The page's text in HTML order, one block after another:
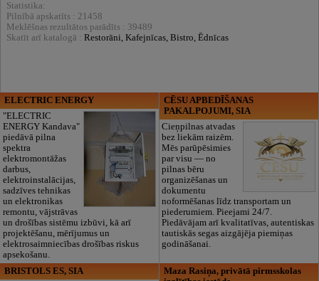
Statistika:
Pilnībā apskatīts : 21458
Meklēšnas rezultātos parādīts : 39489
Skatīt arī katalogā : Restorāni, Kafejnīcas, Bistro, Ēdnīcas
ELECTRIC ENERGY
"ELECTRIC
ENERGY Kandava"
piedāvā pilna
spektra
elektromontāžas
darbus,
elektroinstalācijas,
sadzīves tehnikas
un elektronikas
remontu, vājstrāvas
un drošības sistēmu izbūvi, kā arī
projektēšanu, mērījumus un
elektrosaimniecības drošības riskus
apsekošanu.
CĒSU APBEDĪŠANAS
PAKALPOJUMI, SIA
Cieņpilnas atvadas
bez liekām raizēm.
Mēs parūpēsimies
par visu — no
pilnas bēru
organizēšanas un
dokumentu
noformēšanas līdz transportam un
piederumiem. Pieejami 24/7.
Piedāvājam arī kvalitatīvas, autentiskas
tautiskās segas aizgājēja piemiņas
godināšanai.
BRISTOLS ES, SIA
Maza Rasiņa, privātā pirmsskolas